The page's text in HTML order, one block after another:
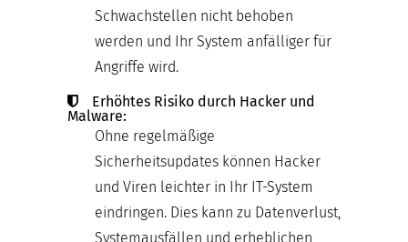
Schwachstellen nicht behoben
werden und Ihr System anfälliger für
Angriffe wird.
Erhöhtes Risiko durch Hacker und
Malware:
Ohne regelmäßige
Sicherheitsupdates können Hacker
und Viren leichter in Ihr IT-System
eindringen. Dies kann zu Datenverlust,
Systemausfällen und erheblichen